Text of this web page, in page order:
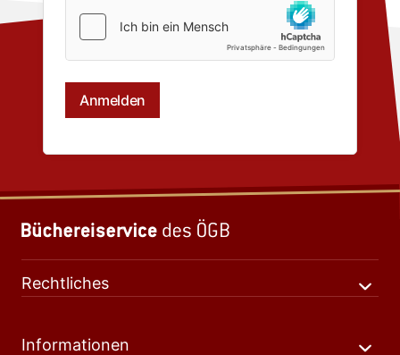
Rechtliches
Informationen